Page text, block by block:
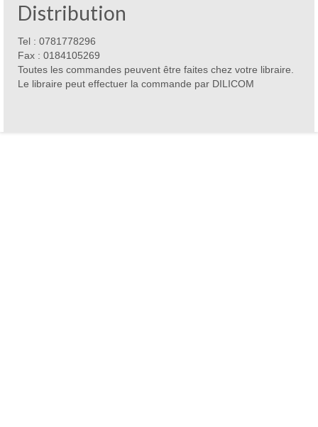
Distribution
Tel : 0781778296
Fax : 0184105269
Toutes les commandes peuvent être faites chez votre libraire.
Le libraire peut effectuer la commande par DILICOM